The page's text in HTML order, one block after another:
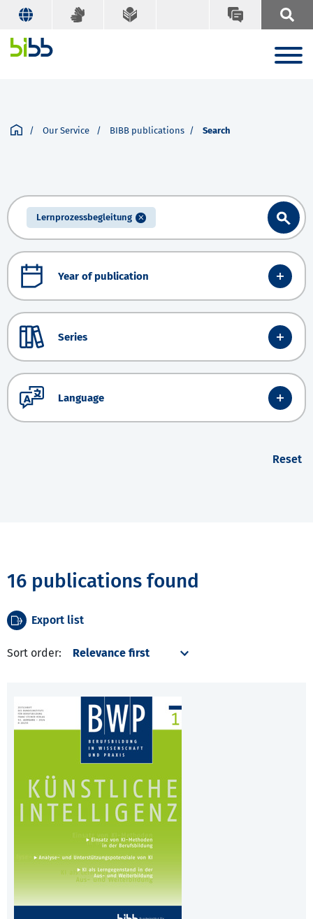
Our Service BIBB publications Search
Lernprozessbegleitung
Year of publication
Series
Language
Reset
16 publications found
Export list
Sort order: